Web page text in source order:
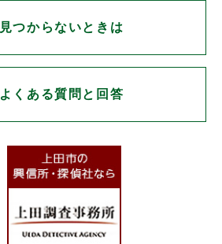
見つからないときは
よくある質問と回答